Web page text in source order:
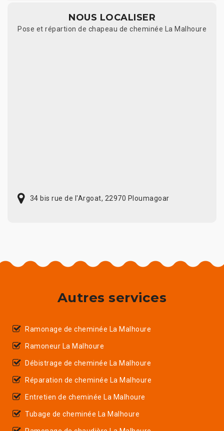
NOUS LOCALISER
Pose et répartion de chapeau de cheminée La Malhoure
34 bis rue de l'Argoat, 22970 Ploumagoar
Autres services
Ramonage de cheminée La Malhoure
Ramoneur La Malhoure
Débistrage de cheminée La Malhoure
Réparation de cheminée La Malhoure
Entretien de cheminée La Malhoure
Tubage de cheminée La Malhoure